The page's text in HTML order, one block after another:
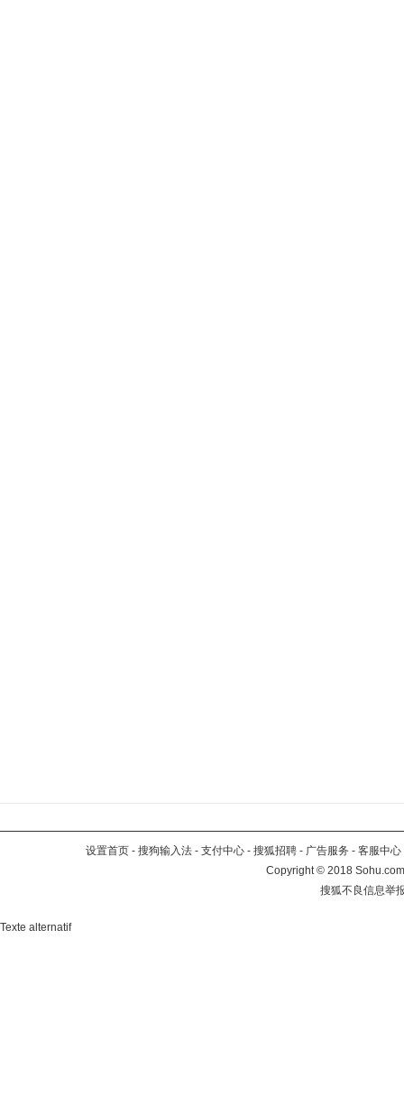
设置首页 - 搜狗输入法 - 支付中心 - 搜狐招聘 - 广告服务 - 客服中心
Copyright©2018
搜狐不良信息举
Texte alternatif